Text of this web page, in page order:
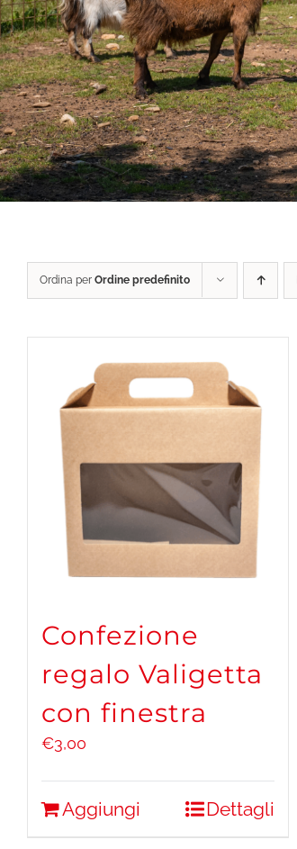
Ordina per Ordine predefinito
Confezione
regalo Valigetta
con finestra
€3,00
Aggiungi Dettagli